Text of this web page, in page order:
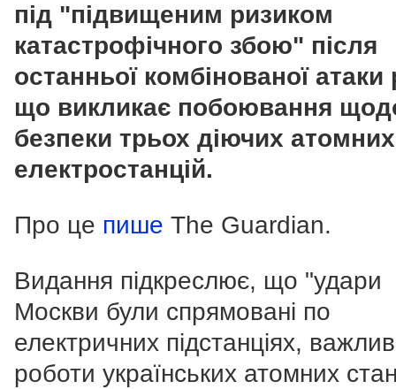
під "підвищеним ризиком
катастрофічного збою" після
останньої комбінованої
що викликає побоювання
безпеки трьох діючих атомних
електростанцій.
Про це пише The Guardian.
Видання підкреслює, що "удари
Москви були спрямовані по
електричних підстанціях,
роботи українських атомних